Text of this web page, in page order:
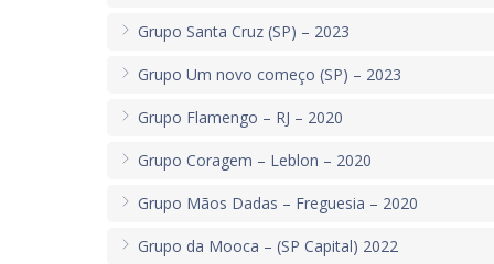
Grupo Santa Cruz (SP) – 2023
Grupo Um novo começo (SP) – 2023
Grupo Flamengo – RJ – 2020
Grupo Coragem – Leblon – 2020
Grupo Mãos Dadas – Freguesia – 2020
Grupo da Mooca – (SP Capital) 2022